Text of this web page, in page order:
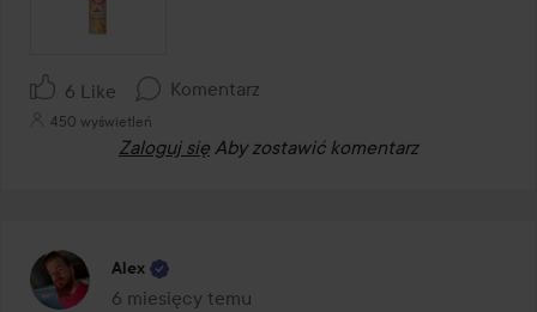
6 Like Komentarz
450 wyświetleń
Zaloguj się Aby zostawić komentarz
Alex
6 miesięcy temu
Post został utworzony 6 miesięcy temu